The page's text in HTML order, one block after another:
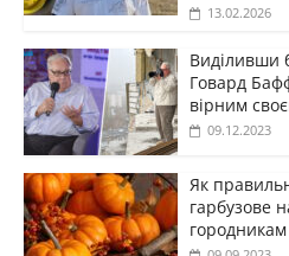
13.02.2026
Виділивши
Говард
вірним
09.12.2023
Як
гарбузове
городникам